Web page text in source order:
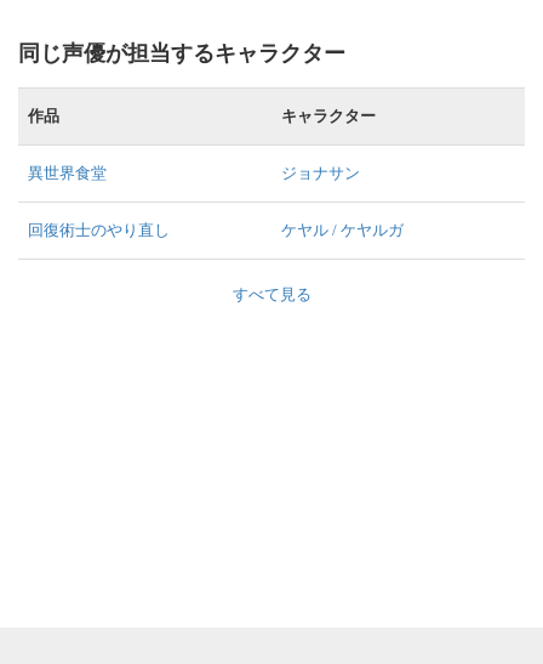
同じ声優が担当するキャラクター
作品 キャラクター
異世界食堂 ジョナサン
回復術士のやり直し ケヤル / ケヤルガ
すべて見る